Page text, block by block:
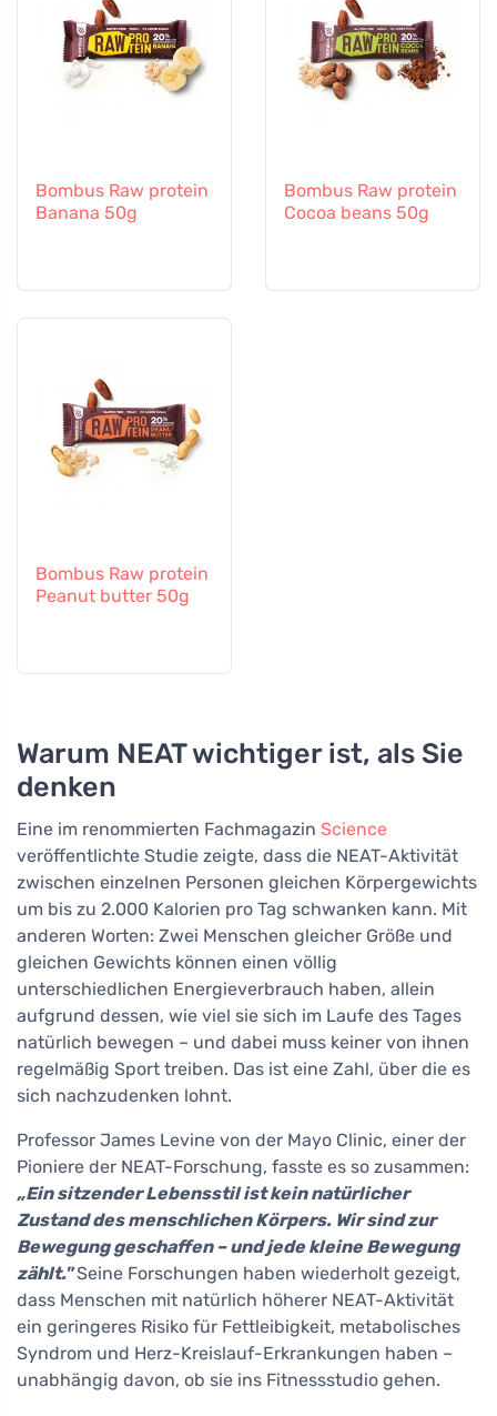
Bombus Raw protein
Banana 50g
Bombus Raw protein
Cocoa beans 50g
Bombus Raw protein
Peanut butter 50g
Warum NEAT wichtiger ist, als Sie
denken
Eine im renommierten Fachmagazin Science
veröffentlichte Studie zeigte, dass die NEAT-Aktivität
zwischen einzelnen Personen gleichen Körpergewichts
um bis zu 2.000 Kalorien pro Tag schwanken kann. Mit
anderen Worten: Zwei Menschen gleicher Größe und
gleichen Gewichts können einen völlig
unterschiedlichen Energieverbrauch haben, allein
aufgrund dessen, wie viel sie sich im Laufe des Tages
natürlich bewegen – und dabei muss keiner von ihnen
regelmäßig Sport treiben. Das ist eine Zahl, über die es
sich nachzudenken lohnt.
Professor James Levine von der Mayo Clinic, einer der
Pioniere der NEAT-Forschung, fasste es so zusammen:
„Ein sitzender Lebensstil ist kein natürlicher
Zustand des menschlichen Körpers. Wir sind zur
Bewegung geschaffen – und jede kleine Bewegung
zählt."Seine Forschungen haben wiederholt gezeigt,
dass Menschen mit natürlich höherer NEAT-Aktivität
ein geringeres Risiko für Fettleibigkeit, metabolisches
Syndrom und Herz-Kreislauf-Erkrankungen haben –
unabhängig davon, ob sie ins Fitnessstudio gehen.